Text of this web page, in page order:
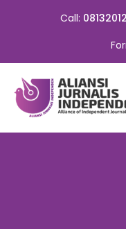
Call: